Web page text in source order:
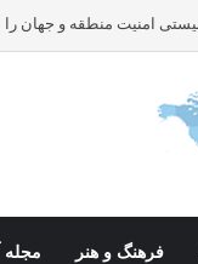
فرهنگ و هنر مجله